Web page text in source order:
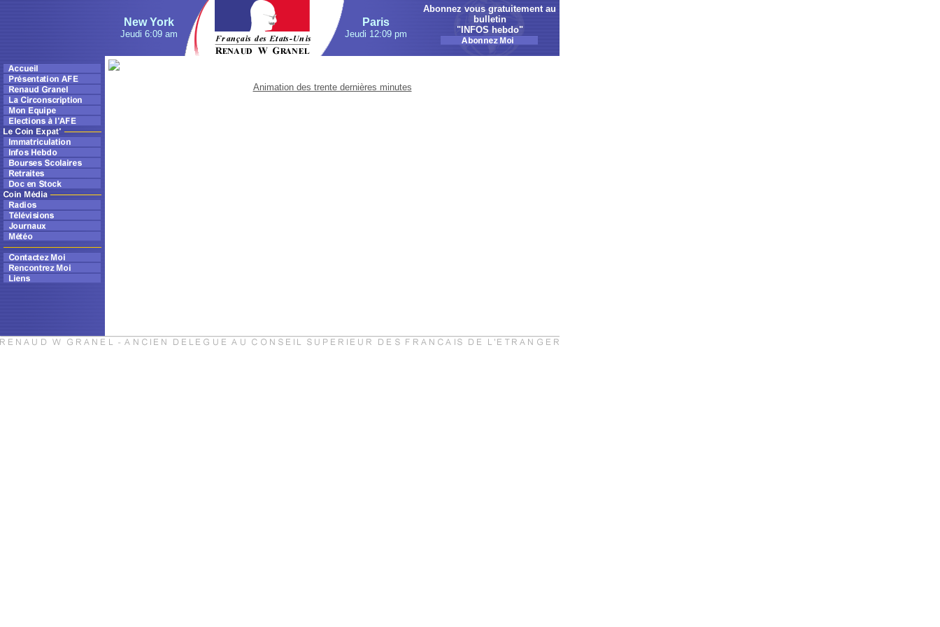
New York
Jeudi 6:09 am
Paris
Jeudi 12:09 pm
Abonnez vous gratuitement au
bulletin
"INFOS hebdo"
Animation des trente dernières minutes